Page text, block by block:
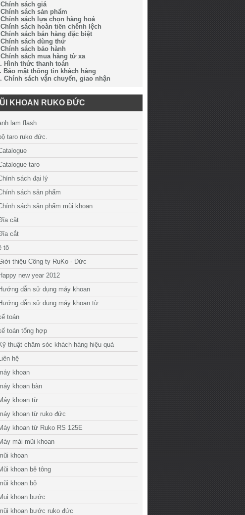
sách giá
sách sản phẩm
sách lựa chọn hàng hoá
sách hoàn tiền chênh lệch
sách bán hàng đặc biệt
sách dùng thử
sách bảo hành
sách mua hàng từ xa
Hình thức thanh toán
Bảo mật thông tin khách hàng
Chính sách vận chuyển, giao nhận
KHOAN RUKO ĐỨC
lam flash
taro ruko đức.
taro
sách đại lý
sách sản phẩm
sách sản phẩm mũi khoan
căt
cắt
tô
thiệu Công ty RuKo - Đức
new year 2012
dẫn sử dụng máy khoan
dẫn sử dụng máy khoan từ
toán
toán tổng hợp
thuật chăm sóc khách hàng hiệu quả
hệ
khoan
khoan bàn
khoan từ
khoan từ ruko đức
khoan từ Ruko RS 125E
mài mũi khoan
khoan
khoan bê tông
khoan bộ
khoan bước
khoan bước ruko đức